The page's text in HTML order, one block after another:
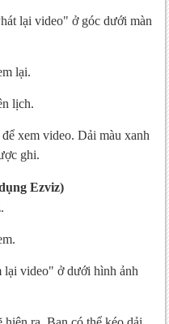
lại video" ở góc dưới màn
lại.
lịch.
xem video. Dải màu xanh
ghi.
Ezviz)
video" ở dưới hình ảnh